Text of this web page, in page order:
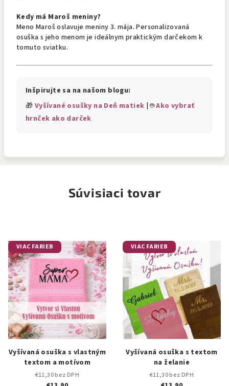
Kedy má Maroš meniny?
Meno Maroš oslavuje meniny 3. mája. Personalizovaná
osuška s jeho menom je ideálnym praktickým darčekom k
tomuto sviatku.
Inšpirujte sa na našom blogu:
🎁 Vyšívané osušky na Deň matiek | ☕Ako vybrať
hrnček ako darček
Súvisiaci tovar
VIAC FARIEB
Vyšívaná osuška s vlastným
textom a motívom
€11,30 bez DPH
VIAC FARIEB
Vyšívaná osuška s textom
na želanie
€11,30 bez DPH